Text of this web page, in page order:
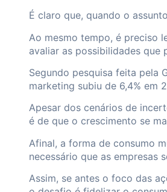
É claro que, quando o
Ao mesmo tempo, é preciso
avaliar as possibilidades que
Segundo pesquisa feita pela
marketing subiu de 6,4% em
Apesar dos cenários de
é de que o crescimento se
Afinal, a forma de consumo
necessário que as empresas
Assim, se antes o foco das